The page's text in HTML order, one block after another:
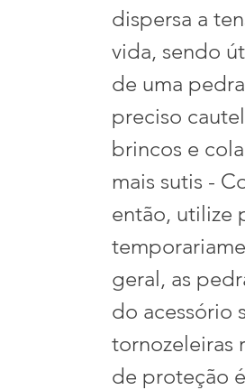
dispersa a
vida, sendo
de uma
preciso
brincos e
mais sutis -
então, utilize
geral, as
do acessório
tornozeleiras
de proteção